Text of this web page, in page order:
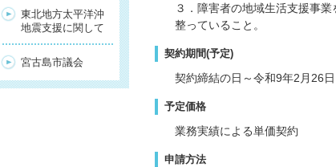
３．障害者の地域生活支援事
整っていること。
契約期間(予定)
契約締結の日～令和9年2月26日
予定価格
業務実績による単価契約
申請方法
東北地方太平洋沖
地震支援に関して
宮古島市議会